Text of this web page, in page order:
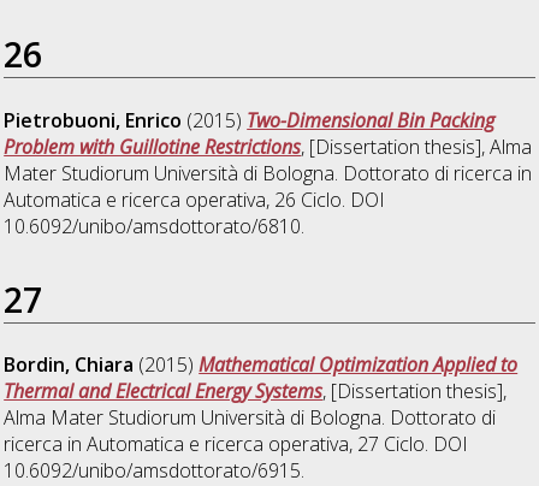
26
Pietrobuoni, Enrico (2015) Two-Dimensional Bin Packing
Problem with Guillotine Restrictions, [Dissertation thesis], Alma
Mater Studiorum Università di Bologna. Dottorato di ricerca in
Automatica e ricerca operativa, 26 Ciclo. DOI
10.6092/unibo/amsdottorato/6810.
27
Bordin, Chiara (2015)Mathematical Optimization Applied to
Thermal and Electrical Energy Systems, [Dissertation thesis],
Alma Mater Studiorum Università di Bologna. Dottorato di
ricerca inAutomatica e ricerca operativa, 27 Ciclo. DOI
10.6092/unibo/amsdottorato/6915.